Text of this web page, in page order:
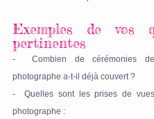
Exemples de vos
pertinentes
-  Combien de cérémonies
photographe a-t-il déjà couvert ?
-  Quelles sont les prises de
photographe :